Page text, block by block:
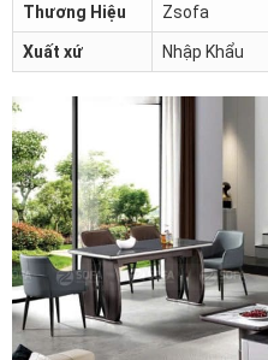
Thương Hiệu Zsofa
Xuất xứ Nhập Khẩu